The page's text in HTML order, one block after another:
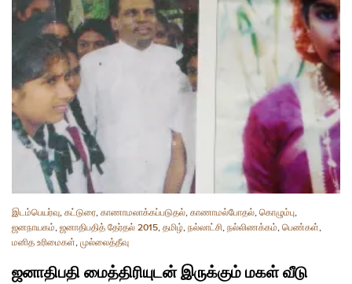
இடம்பெயர்வு, கட்டுரை, காணாமலாக்கப்படுதல், காணாமல்போதல், கொழும்பு,
ஜனநாயகம், ஜனாதிபதித் தேர்தல் 2015, தமிழ், நல்லாட்சி, நல்லிணக்கம், பெண்கள்,
மனித உரிமைகள், முல்லைத்தீவு
ஜனாதிபதி மைத்திரியுடன் இருக்கும் மகள் வீடு